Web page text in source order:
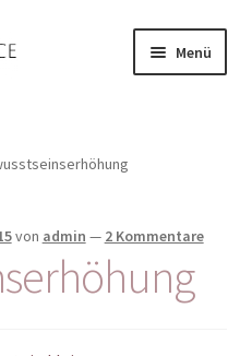
Menü
von admin — 2 Kommentare